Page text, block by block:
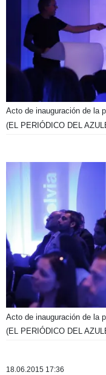
Acto de inauguración de la
(EL PERIÓDICO DEL
Acto de inauguración de la
(EL PERIÓDICO DEL
18.06.2015 17:36